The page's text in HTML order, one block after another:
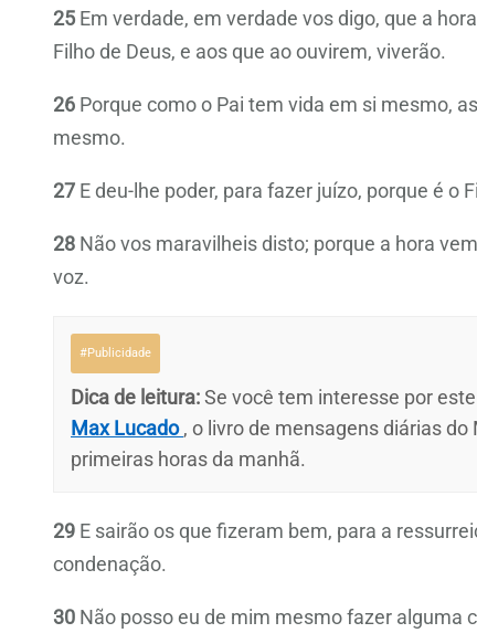
25 Em verdade, em verdade vos digo, que a
Filho de Deus, e aos que ao ouvirem, viverão.
26 Porque como o Pai tem vida em si mesmo,
mesmo.
27 E deu-lhe poder, para fazer juízo, porque é o
28 Não vos maravilheis disto; porque a hora
voz.
#Publicidade
Dica de leitura:Se você tem interesse por
Max Lucado, o livro de mensagens diárias
primeiras horas da manhã.
29 E sairão os que fizeram bem, para a
condenação.
30 Não posso eu de mim mesmo fazer alguma